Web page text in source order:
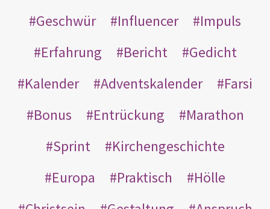
Geschwür
Influencer
Impuls
Erfahrung
Bericht
Gedicht
Kalender
Adventskalender
Farsi
Bonus
Entrückung
Marathon
Sprint
Kirchengeschichte
Europa
Praktisch
Hölle